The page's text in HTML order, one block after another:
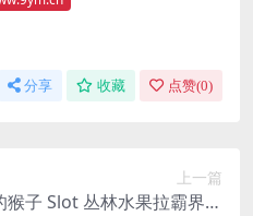
分享 收藏 点赞(0)
上一篇
子 Slot 丛林水果拉霸界面